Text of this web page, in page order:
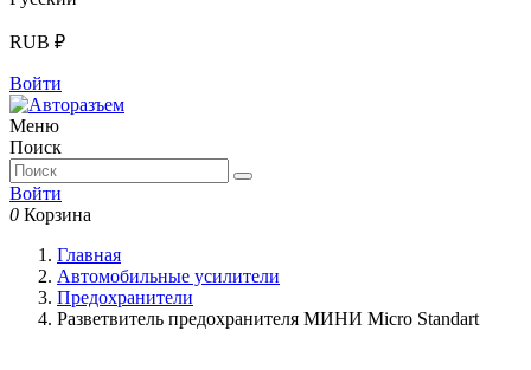
RUB ₽
Войти
Меню
Поиск
Войти
0 Корзина
Главная
Автомобильные усилители
Предохранители
Разветвитель предохранителя МИНИ Micro Standart